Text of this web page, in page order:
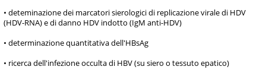
• deteminazione dei marcatori sierologici di replicazione virale di HDV
(HDV-RNA) e di danno HDV indotto (IgM anti-HDV)
• determinazione quantitativa dell'HBsAg
• ricerca dell'infezione occulta di HBV (su siero o tessuto epatico)